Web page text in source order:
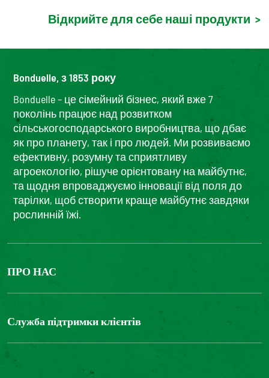
Відкрийте для себе наші продукти >
Bonduelle, з 1853 року
Bonduelle – це сімейний бізнес, який вже 7
поколінь працює над розвитком
сільськогосподарського виробництва, що дбає
як про планету, так і про людей. Ми розвиваємо
ефективну, розумну та сприятливу
агроекологію, рішуче орієнтовану на майбутнє,
та щодня впроваджуємо інновації від поля до
тарілки, щоб створити краще майбутнє завдяки
рослинній їжі.
ПРО НАС
The Bonduelle group
Служба підтримки клієнтів
Зв'яжіться з нами
Цифрова доступність: невідповідність